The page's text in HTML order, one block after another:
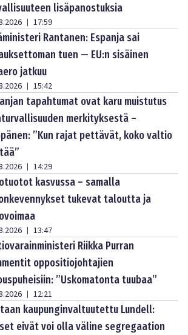
lisäpanostuksia
| 17:59
Rantanen: Espanja sai
tuen — EU:n sisäinen
jatkuu
| 15:42
tapahtumat ovat karu muistutus
merkityksestä –
”Kun rajat pettävät, koko valtio
| 14:29
kasvussa – samalla
tukevat taloutta ja
| 13:47
Riikka Purran
oppositiojohtajien
”Uskomatonta tuubaa”
| 12:21
kaupunginvaltuutettu Lundell:
eivät voi olla väline segregaation